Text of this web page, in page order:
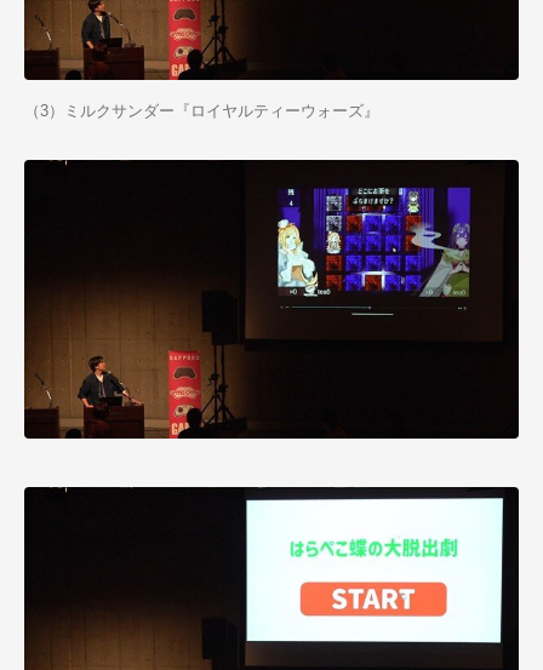
（3）ミルクサンダー『ロイヤルティーウォーズ』